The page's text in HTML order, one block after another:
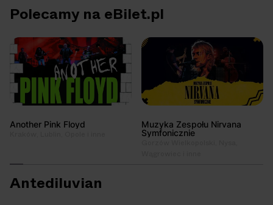
Polecamy na eBilet.pl
Another Pink Floyd
Muzyka Zespołu Nirvana
Symfonicznie
Antediluvian